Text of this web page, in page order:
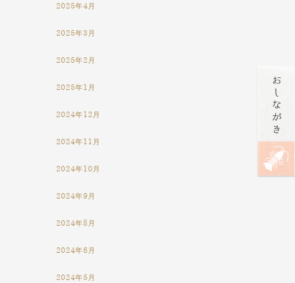
2025年4月
2025年3月
2025年2月
2025年1月
2024年12月
2024年11月
2024年10月
2024年9月
2024年8月
2024年6月
2024年5月